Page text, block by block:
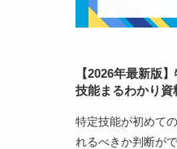
【2026年最新版
技能まるわかり資
特定技能が初めて
れるべきか判断が